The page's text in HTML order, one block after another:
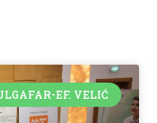
EF. VELIĆ